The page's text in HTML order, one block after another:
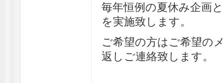
毎年恒例の夏休み企画
を実施致します。
ご希望の方はご希望の
返しご連絡致します。